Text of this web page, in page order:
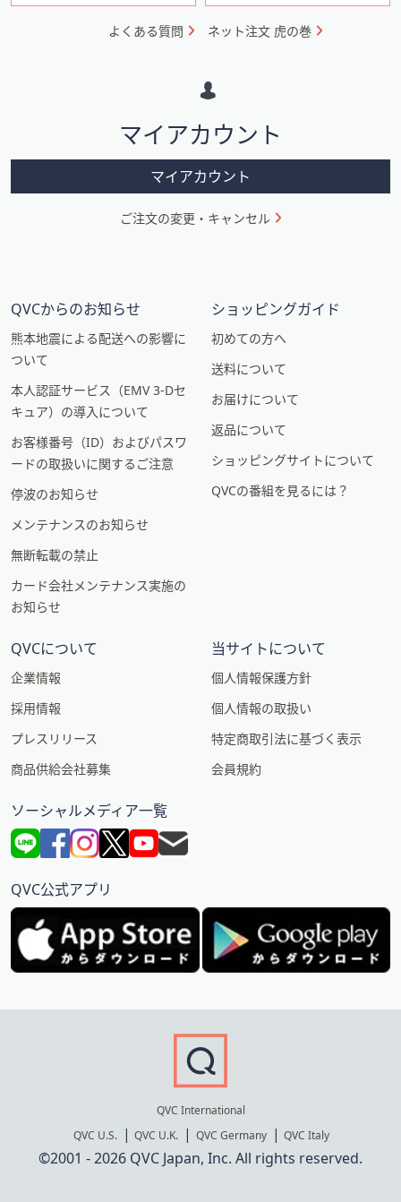
ン
よくある質問 ネット注文 虎の巻
マイアカウント
マイアカウント
ご注文の変更・キャンセル
QVCからのお知らせ
熊本地震による配送への影響に
ついて
本人認証サービス（EMV 3-Dセ
キュア）の導入について
お客様番号（ID）およびパスワ
ードの取扱いに関するご注意
停波のお知らせ
メンテナンスのお知らせ
無断転載の禁止
カード会社メンテナンス実施の
お知らせ
ショッピングガイド
初めての方へ
送料について
お届けについて
返品について
ショッピングサイトについて
QVCの番組を見るには？
QVCについて
企業情報
採用情報
プレスリリース
商品供給会社募集
当サイトについて
個人情報保護方針
個人情報の取扱い
特定商取引法に基づく表示
会員規約
ソーシャルメディア一覧
QVC公式アプリ
QVC International
QVC U.S.
QVC U.K. QVC Germany QVC Italy
©2001 - 2026 QVC Japan, Inc. All rights reserved.